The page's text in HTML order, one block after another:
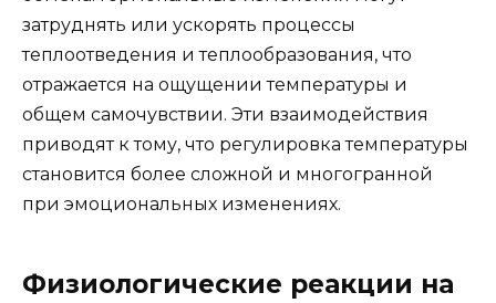
затруднять или ускорять процессы
теплоотведения и теплообразования, что
отражается на ощущении температуры и
общем самочувствии. Эти взаимодействия
приводят к тому, что регулировка температуры
становится более сложной и многогранной
при эмоциональных изменениях.
Физиологические реакции на